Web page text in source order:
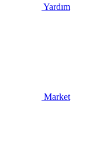
Yardım
Market